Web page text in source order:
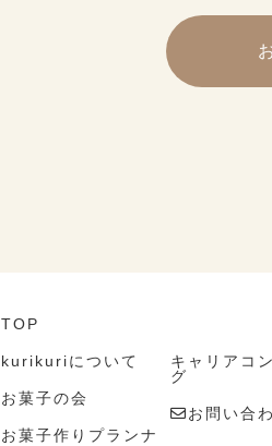
TOP
kurikuriについて
お菓子の会
お菓子作りプランナ
キャリアコ
グ
お問い合